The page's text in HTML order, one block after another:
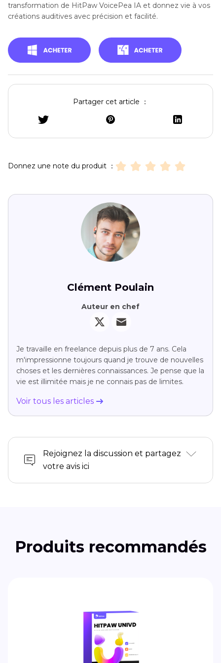
transformation de HitPaw VoicePea IA et donnez vie à vos
créations auditives avec précision et facilité.
Partager cet article ：
Donnez une note du produit ：
Clément Poulain
Auteur en chef
Je travaille en freelance depuis plus de 7 ans. Cela
m'impressionne toujours quand je trouve de nouvelles
choses et les dernières connaissances. Je pense que la
vie est illimitée mais je ne connais pas de limites.
Voir tous les articles
Rejoignez la discussion et partagez
votre avis ici
Produits recommandés